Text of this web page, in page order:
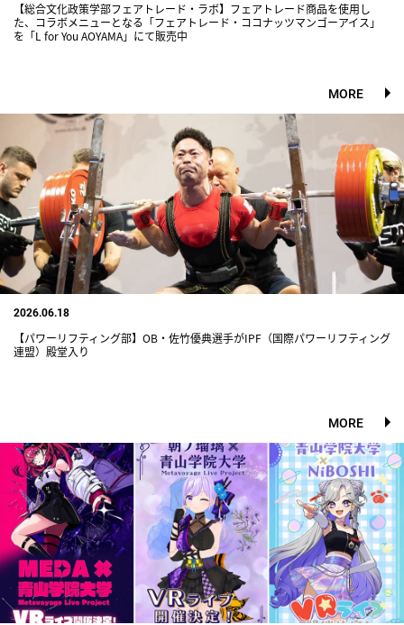
【総合文化政策学部フェアトレード・ラボ】フェアトレード商品を使用し
た、コラボメニューとなる「フェアトレード・ココナッツマンゴーアイス」
を「L for You AOYAMA」にて販売中
MORE
2026.06.18
【パワーリフティング部】OB・佐竹優典選手がIPF（国際パワーリフティング
連盟）殿堂入り
MORE